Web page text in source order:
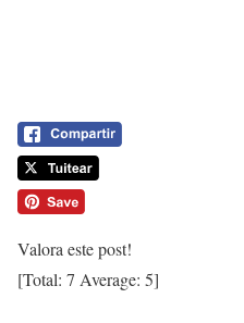
Valora este post!
[Total: 7 Average: 5]